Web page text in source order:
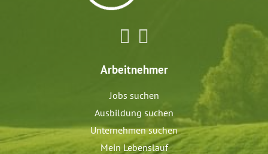
Arbeitnehmer
Jobs suchen
Ausbildung suchen
Unternehmen suchen
Mein Lebenslauf